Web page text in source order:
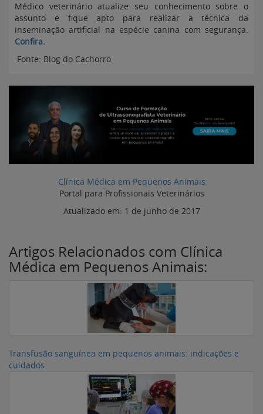
Médico veterinário atualize seu conhecimento sobre o
assunto e fique apto para realizar a técnica da
inseminação artificial na espécie canina com segurança.
Confira.
Fonte: Blog do Cachorro
Clínica Médica em Pequenos Animais
Portal para Profissionais Veterinários
Atualizado em: 1 de junho de 2017
Artigos Relacionados com Clínica
Médica em Pequenos Animais:
Transfusão sanguínea em pequenos animais: indicações e
cuidados